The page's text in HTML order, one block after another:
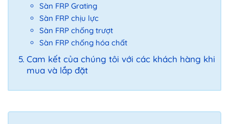
Sàn FRP Grating
Sàn FRP chịu lực
Sàn FRP chống trượt
Sàn FRP chống hóa chất
Cam kết của chúng tôi với các khách hàng khi
mua và lắp đặt